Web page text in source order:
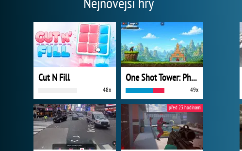
Cut N Fill
48x
One Shot Tower: Physics Destroyer
49x
před 23 hodinami